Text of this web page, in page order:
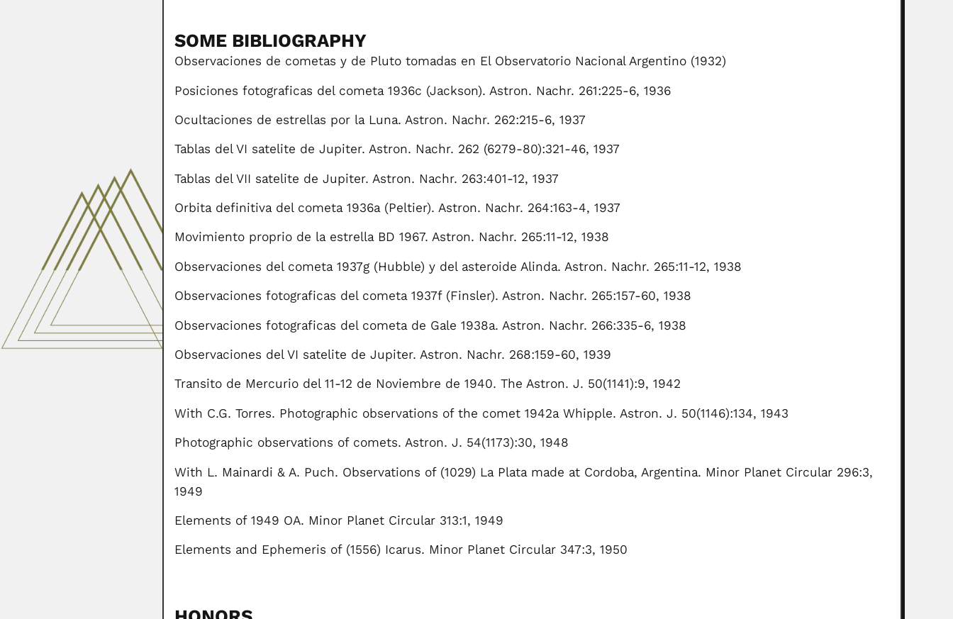
SOME BIBLIOGRAPHY
Observaciones de cometas y de Pluto tomadas en El Observatorio Nacional Argentino (1932)
Posiciones fotograficas del cometa 1936c (Jackson). Astron. Nachr. 261:225-6, 1936
Ocultaciones de estrellas por la Luna. Astron. Nachr. 262:215-6, 1937
Tablas del VI satelite de Jupiter. Astron. Nachr. 262 (6279-80):321-46, 1937
Tablas del VII satelite de Jupiter. Astron. Nachr. 263:401-12, 1937
Orbita definitiva del cometa 1936a (Peltier). Astron. Nachr. 264:163-4, 1937
Movimiento proprio de la estrella BD 1967. Astron. Nachr. 265:11-12, 1938
Observaciones del cometa 1937g (Hubble) y del asteroide Alinda. Astron. Nachr. 265:11-12, 1938
Observaciones fotograficas del cometa 1937f (Finsler). Astron. Nachr. 265:157-60, 1938
Observaciones fotograficas del cometa de Gale 1938a. Astron. Nachr. 266:335-6, 1938
Observaciones del VI satelite de Jupiter. Astron. Nachr. 268:159-60, 1939
Transito de Mercurio del 11-12 de Noviembre de 1940. The Astron. J. 50(1141):9, 1942
With C.G. Torres. Photographic observations of the comet 1942a Whipple. Astron. J. 50(1146):134, 1943
Photographic observations of comets. Astron. J. 54(1173):30, 1948
With L. Mainardi & A. Puch. Observations of (1029) La Plata made at Cordoba, Argentina. Minor Planet Circular 296:3,
1949
Elements of 1949 OA. Minor Planet Circular 313:1, 1949
Elements and Ephemeris of (1556) Icarus. Minor Planet Circular 347:3, 1950